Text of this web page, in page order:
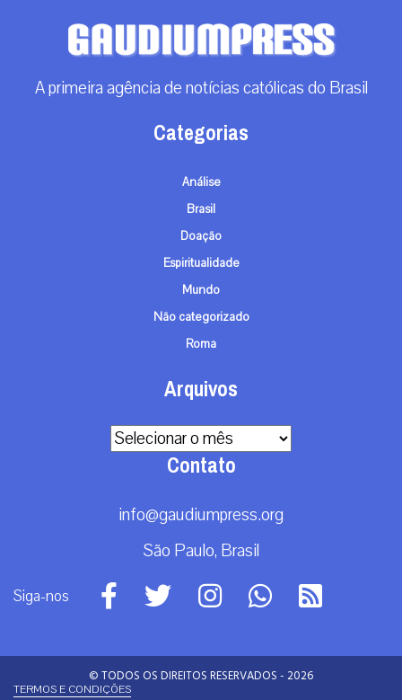
A primeira agência de notícias católicas do Brasil
Categorias
Análise
Brasil
Doação
Espiritualidade
Mundo
Não categorizado
Roma
Arquivos
Arquivos
Contato
info@gaudiumpress.org
São Paulo, Brasil
Siga-nos
© TODOS OS DIREITOS RESERVADOS - 2026
TERMOS E CONDIÇÕES